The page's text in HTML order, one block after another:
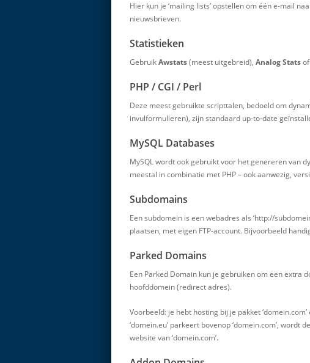
Hier kun je ‘mailing lists’ opstellen om één e-mail
nieuwsbrieven.
Statistieken
GebruikAwstats(meest uitgebreid), Analog Statsof
PHP / CGI / Perl
Deze meest gebruikte scripttalen, bedoeld om
invulformulieren), zijn standaard up-to-date
MySQL Databases
MySQL wordt ook gebruikt voor het genereren van
meestal in combinatie met PHP – ook aanwezig,
Subdomains
Een subdomein is een webadres als ‘http://
plaatsen, met eigen FTP-account. Bijvoorbeeld
Parked Domains
Een Parked Domain kun je gebruiken om een extra
hoofddomein (redirect adres).
Voorbeeld: je hebt hosting bij je pakket
‘domein.eu’ parkeert bovenop ‘domein.com’, wordt
website van ‘domein.com’.